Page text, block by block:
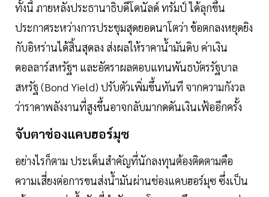
ทั้งนี้ ภายหลังประธานาธิบดีโดนัลด์ ทรัมป์ ได้ลุกขึ้น
ประกาศระหว่างการประชุมสุดยอดนาโตว่า ข้อตกลงหยุดยิง
กับอิหร่านได้สิ้นสุดลง ส่งผลให้ราคาน้ำมันดิบ ค่าเงิน
ดอลลาร์สหรัฐฯ และอัตราผลตอบแทนพันธบัตรรัฐบาล
สหรัฐ (Bond Yield) ปรับตัวเพิ่มขึ้นทันที จากความกังวล
ว่าราคาพลังงานที่สูงขึ้นอาจกลับมากดดันเงินเฟ้ออีกครั้ง
จับตาช่องแคบฮอร์มุซ
อย่างไรก็ตาม ประเด็นสำคัญที่นักลงทุนต้องติดตามคือ
ความเสี่ยงต่อการขนส่งน้ำมันผ่านช่องแคบฮอร์มุซ ซึ่งเป็น